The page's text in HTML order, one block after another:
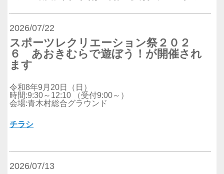
2026/07/22
スポーツレクリエーション祭２０２
６ あおきむらで遊ぼう！が開催され
ます
令和8年9月20日（日）
時間:9:30～12:10 （受付9:00～）
会場:青木村総合グラウンド
チラシ
2026/07/13